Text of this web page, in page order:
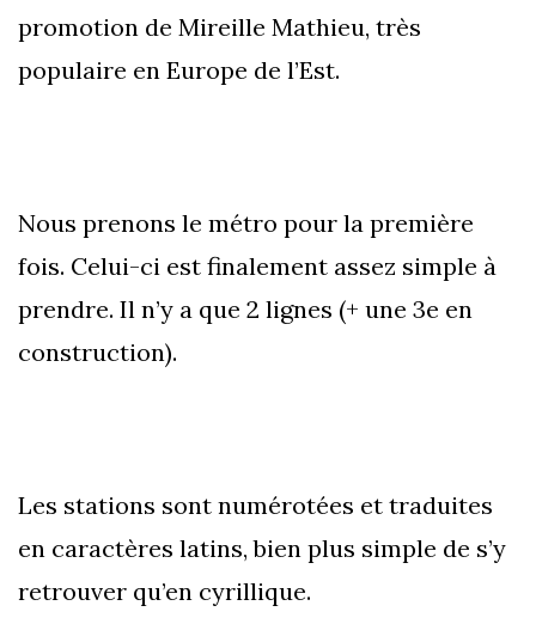
promotion de Mireille Mathieu, très
populaire en Europe de l’Est.
Nous prenons le métro pour la première
fois. Celui-ci est finalement assez simple à
prendre. Il n’y a que 2 lignes (+ une 3e en
construction).
Les stations sont numérotées et traduites
en caractères latins, bien plus simple de s’y
retrouver qu’en cyrillique.